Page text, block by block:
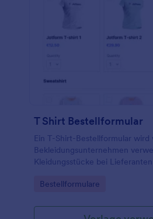
T Shirt Bestellformular
Ein T-Shirt-Bestellformular wird
Bekleidungsunternehmen
Kleidungsstücke bei
Go to Category:
Bestellformulare